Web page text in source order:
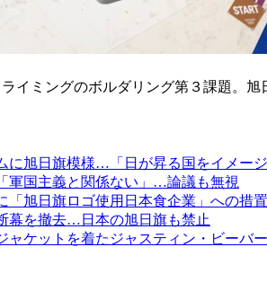
イミングのボルダリング第３課題。
に旭日旗模様…「日が昇る国をイメージ
軍国主義と関係ない」…論議も無視
「旭日旗ロゴ使用日本食企業」への措
幕を撤去…日本の旭日旗も禁止
ャケットを着たジャスティン・ビーバ